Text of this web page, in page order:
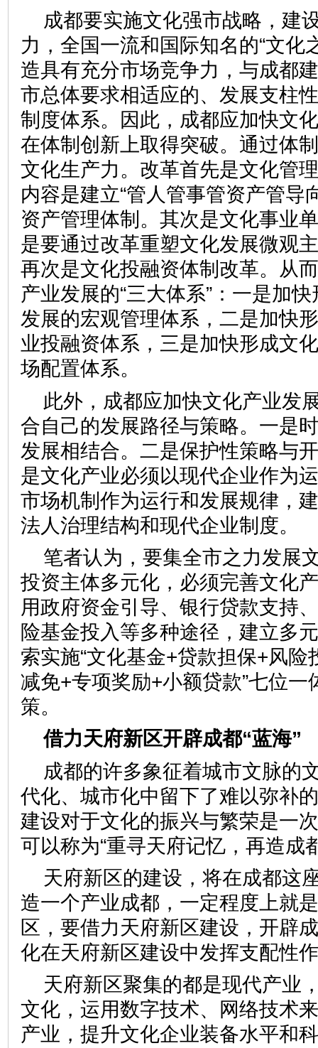
成都要实施文化强市战略，建
力，全国一流和国际知名的“文化
造具有充分市场竞争力，与成都
市总体要求相适应的、发展支柱
制度体系。因此，成都应加快文
在体制创新上取得突破。通过体
文化生产力。改革首先是文化管
内容是建立“管人管事管资产管导
资产管理体制。其次是文化事业
是要通过改革重塑文化发展微观
再次是文化投融资体制改革。从
产业发展的“三大体系”：一是加
发展的宏观管理体系，二是加快
业投融资体系，三是加快形成文
场配置体系。
此外，成都应加快文化产业发
合自己的发展路径与策略。一是
发展相结合。二是保护性策略与
是文化产业必须以现代企业作为
市场机制作为运行和发展规律，
法人治理结构和现代企业制度。
笔者认为，要集全市之力发展
投资主体多元化，必须完善文化
用政府资金引导、银行贷款支持
险基金投入等多种途径，建立多
索实施“文化基金+贷款担保+风险
减免+专项奖励+小额贷款”七位
策。
借力天府新区开辟成都“蓝海”
成都的许多象征着城市文脉的
代化、城市化中留下了难以弥补
建设对于文化的振兴与繁荣是一
可以称为“重寻天府记忆，再造成
天府新区的建设，将在成都这
造一个产业成都，一定程度上就
区，要借力天府新区建设，开辟
化在天府新区建设中发挥支配性
天府新区聚集的都是现代产业
文化，运用数字技术、网络技术
产业，提升文化企业装备水平和